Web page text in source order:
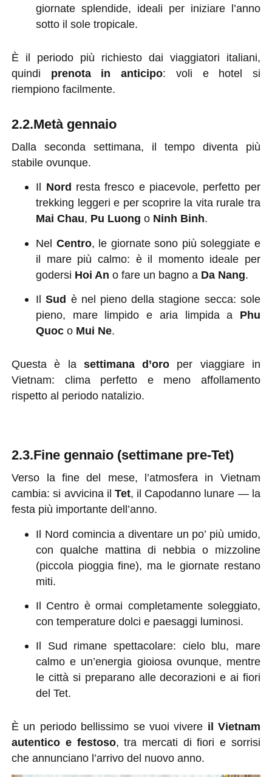
giornate splendide, ideali per iniziare l’anno
sotto il sole tropicale.
È il periodo più richiesto dai viaggiatori italiani,
quindi prenota in anticipo: voli e hotel si
riempiono facilmente.
2.2.Metà gennaio
Dalla seconda settimana, il tempo diventa più
stabile ovunque.
Il Nord resta fresco e piacevole, perfetto per
trekking leggeri e per scoprire la vita rurale tra
Mai Chau, Pu Luong o Ninh Binh.
Nel Centro, le giornate sono più soleggiate e
il mare più calmo: è il momento ideale per
godersi Hoi An o fare un bagno a Da Nang.
IlSud è nel pieno della stagione secca: sole
pieno, mare limpido e aria limpida a Phu
Quoc o Mui Ne.
Questa è la settimana d’oro per viaggiare in
Vietnam: clima perfetto e meno affollamento
rispetto al periodo natalizio.
2.3.Fine gennaio (settimane pre-Tet)
Verso la fine del mese, l’atmosfera in Vietnam
cambia: si avvicina il Tet, il Capodanno lunare — la
festa più importante dell’anno.
Il Nord comincia a diventare un po’ più umido,
con qualche mattina di nebbia o mizzoline
(piccola pioggia fine), ma le giornate restano
miti.
Il Centro è ormai completamente soleggiato,
con temperature dolci e paesaggi luminosi.
Il Sud rimane spettacolare: cielo blu, mare
calmo e un’energia gioiosa ovunque, mentre
le città si preparano alle decorazioni e ai fiori
del Tet.
È un periodo bellissimo se vuoi vivere il Vietnam
autentico e festoso, tra mercati di fiori e sorrisi
che annunciano l’arrivo del nuovo anno.